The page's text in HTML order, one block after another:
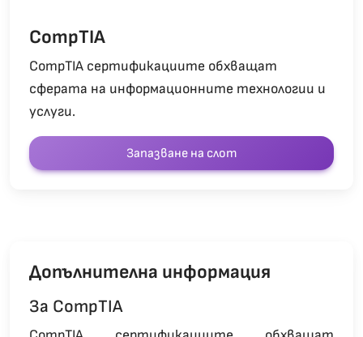
Допълнителна информация
За CompTIA
CompTIA
CompTIA сертификациите обхващат
сферата на информационните технологии и
услуги.
Запазване на слот